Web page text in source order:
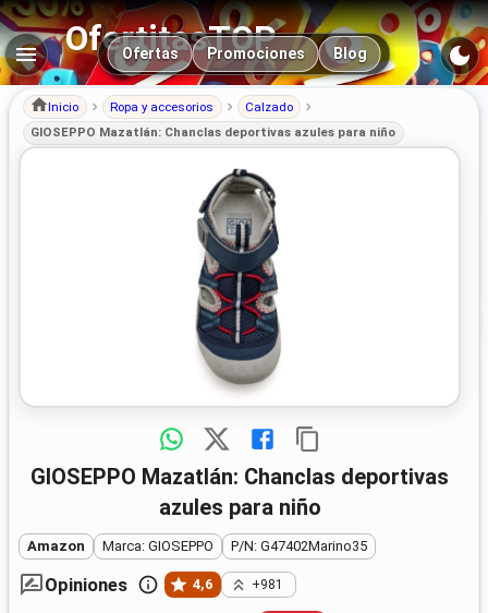
OfertitasTOP
Navegación principal
Ofertas Promociones Blog
Inicio Ropa y accesorios
Calzado
GIOSEPPO Mazatlán: Chanclas deportivas azules para niño
GIOSEPPO Mazatlán: Chanclas deportivas
azules para niño
Amazon Marca: GIOSEPPO P/N: G47402Marino35
Opiniones 4,6 +981